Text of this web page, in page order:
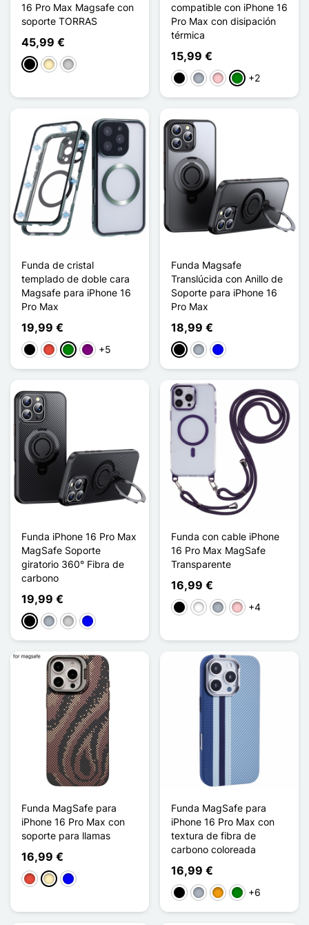
16 Pro Max Magsafe con
soporte TORRAS
45,99 €
NegroOro Transparente
compatible con iPhone 16
Pro Max con disipación
térmica
15,99 €
NegroGris RosaVerde
+2
Funda de cristal
templado de doble cara
Magsafe para iPhone 16
Pro Max
19,99 €
NegroRojoVerdePúrpura
+5
Funda Magsafe
Translúcida con Anillo de
Soporte para iPhone 16
Pro Max
18,99 €
NegroGris Azul
Funda iPhone 16 Pro Max
MagSafe Soporte
giratorio 360° Fibra de
carbono
19,99 €
NegroGris PlataAzul
Funda con cable iPhone
16 Pro Max MagSafe
Transparente
16,99 €
NegroBlanco
Gris Rosa+4
Funda MagSafe para
iPhone 16 Pro Max con
soporte para llamas
16,99 €
RojoOro Azul
Funda MagSafe para
iPhone 16 Pro Max con
textura de fibra de
carbono coloreada
16,99 €
NegroGris NaranjaVerde
+6